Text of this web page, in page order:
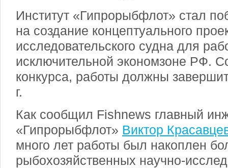
Институт «Гипрорыбфлот» стал
на создание концептуального
исследовательского судна для
исключительной экономзоне РФ.
конкурса, работы должны
г.
Как сообщил Fishnews главный
«Гипрорыбфлот» Виктор
много лет работы был накоплен
рыбохозяйственных научно-